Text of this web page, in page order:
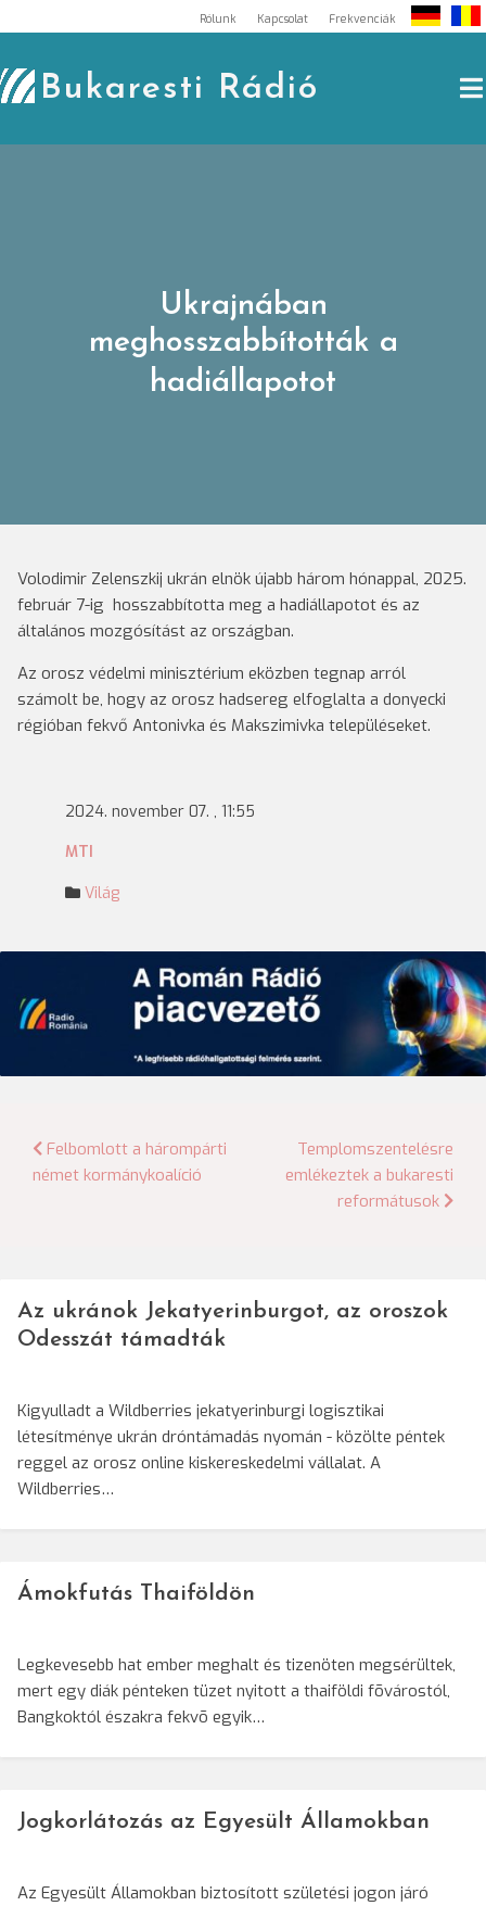
to
content
Rólunk Kapcsolat Frekvenciák
Bukaresti Rádió
Ukrajnában
meghosszabbították a
hadiállapotot
Volodimir Zelenszkij ukrán elnök újabb három hónappal, 2025.
február 7-ig hosszabbította meg a hadiállapotot és az
általános mozgósítást az országban.
Az orosz védelmi minisztérium eközben tegnap arról
számolt be, hogy az orosz hadsereg elfoglalta a donyecki
régióban fekvő Antonivka és Makszimivka településeket.
2024. november 07. , 11:55
MTI
Világ
Bejegyzés
navigáció
Felbomlott a hárompárti
német kormánykoalíció
Templomszentelésre
emlékeztek a bukaresti
reformátusok
Az ukránok Jekatyerinburgot, az oroszok
Odesszát támadták
Kigyulladt a Wildberries jekatyerinburgi logisztikai
létesítménye ukrán dróntámadás nyomán - közölte péntek
reggel az orosz online kiskereskedelmi vállalat. A
Wildberries…
Ámokfutás Thaiföldön
Legkevesebb hat ember meghalt és tizenöten megsérültek,
mert egy diák pénteken tüzet nyitott a thaiföldi fõvárostól,
Bangkoktól északra fekvõ egyik…
Jogkorlátozás az Egyesült Államokban
Az Egyesült Államokban biztosított születési jogon járó